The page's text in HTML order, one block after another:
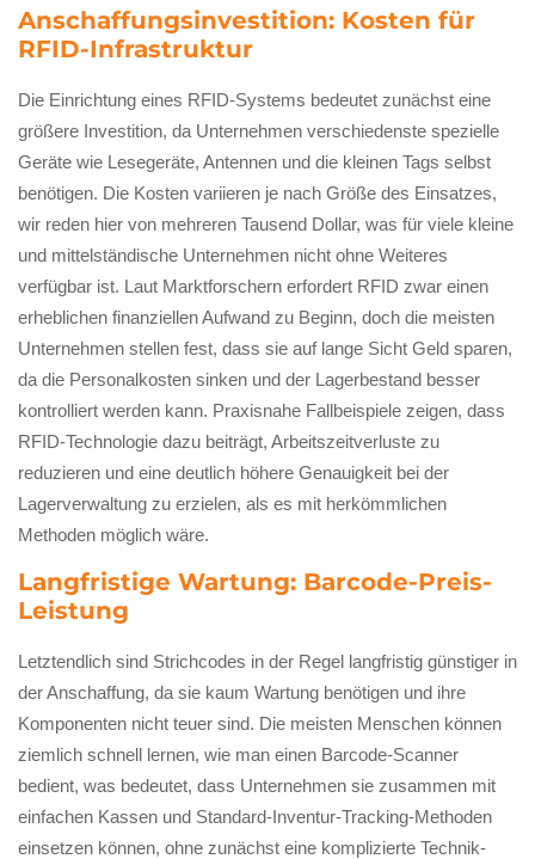
Anschaffungsinvestition: Kosten für
RFID-Infrastruktur
Die Einrichtung eines RFID-Systems bedeutet zunächst eine
größere Investition, da Unternehmen verschiedenste spezielle
Geräte wie Lesegeräte, Antennen und die kleinen Tags selbst
benötigen. Die Kosten variieren je nach Größe des Einsatzes,
wir reden hier von mehreren Tausend Dollar, was für viele kleine
und mittelständische Unternehmen nicht ohne Weiteres
verfügbar ist. Laut Marktforschern erfordert RFID zwar einen
erheblichen finanziellen Aufwand zu Beginn, doch die meisten
Unternehmen stellen fest, dass sie auf lange Sicht Geld sparen,
da die Personalkosten sinken und der Lagerbestand besser
kontrolliert werden kann. Praxisnahe Fallbeispiele zeigen, dass
RFID-Technologie dazu beiträgt, Arbeitszeitverluste zu
reduzieren und eine deutlich höhere Genauigkeit bei der
Lagerverwaltung zu erzielen, als es mit herkömmlichen
Methoden möglich wäre.
Langfristige Wartung: Barcode-Preis-
Leistung
Letztendlich sind Strichcodes in der Regel langfristig günstiger in
der Anschaffung, da sie kaum Wartung benötigen und ihre
Komponenten nicht teuer sind. Die meisten Menschen können
ziemlich schnell lernen, wie man einen Barcode-Scanner
bedient, was bedeutet, dass Unternehmen sie zusammen mit
einfachen Kassen und Standard-Inventur-Tracking-Methoden
einsetzen können, ohne zunächst eine komplizierte Technik-